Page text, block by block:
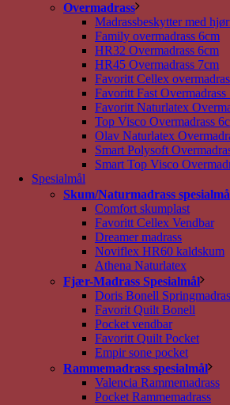
Overmadrass
Madrassbeskytter med
Family overmadrass 6cm
HR32 Overmadrass 6cm
HR45 Overmadrass 7cm
Favoritt Cellex
Favoritt Fast Overmadrass
Favoritt Naturlatex
Top Visco Overmadrass
Olav Naturlatex
Smart Polysoft
Smart Top Visco
Spesialmål
Skum/Naturmadrass
Comfort skumplast
Favoritt Cellex Vendbar
Dreamer madrass
Noviflex HR60 kaldskum
Athena Naturlatex
Fjær-Madrass Spesialmål
Doris Bonell
Favorit Quilt Bonell
Pocket vendbar
Favoritt Quilt Pocket
Empir sone pocket
Rammemadrass spesialmål
Valencia Rammemadrass
Pocket Rammemadrass